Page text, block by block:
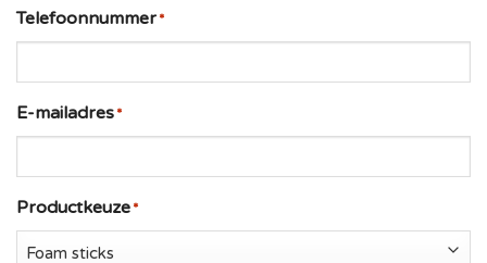
Telefoonnummer
E-mailadres
Productkeuze